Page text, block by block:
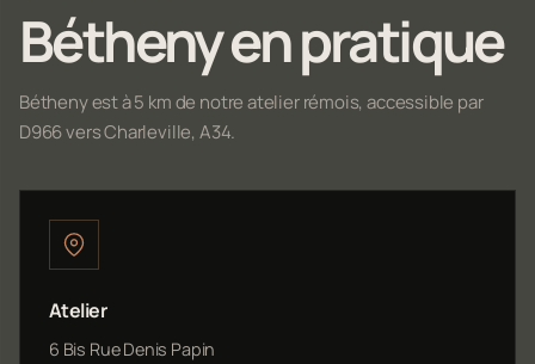
Bétheny en pratique
Bétheny est à 5 km de notre atelier rémois, accessible par
D966 vers Charleville, A34.
Atelier
6 Bis Rue Denis Papin